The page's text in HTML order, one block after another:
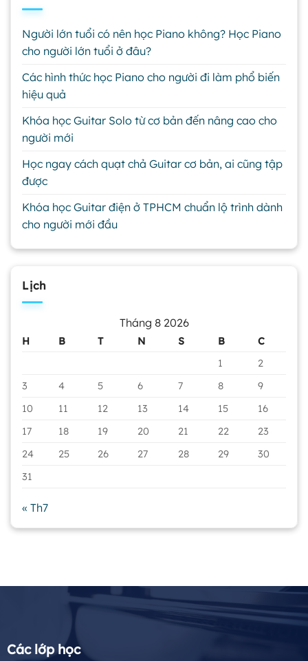
Người lớn tuổi có nên học Piano không? Học Piano
cho người lớn tuổi ở đâu?
Các hình thức học Piano cho người đi làm phổ biến
hiệu quả
Khóa học Guitar Solo từ cơ bản đến nâng cao cho
người mới
Học ngay cách quạt chả Guitar cơ bản, ai cũng tập
được
Khóa học Guitar điện ở TPHCM chuẩn lộ trình dành
cho người mới đầu
Lịch
Tháng 8 2026
H B T N S B
C
1
2
3
4 5 6 7 8
9
10
11 12 13 14 15
16
17
18 19 20 21 22
23
24
25 26 27 28 29
30
31
« Th7
Các lớp học